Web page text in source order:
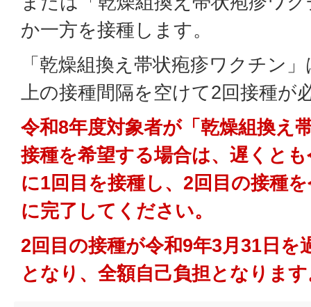
か一方を接種します。
「乾燥組換え帯状疱疹ワクチン
上の接種間隔を空けて2回接種が
令和8年度対象者が「乾燥組換え
接種を希望する場合は、遅くと
に1回目を接種し、2回目の接種
に完了してください。
2回目の接種が令和9年3月31日を
となり、全額自己負担となりま